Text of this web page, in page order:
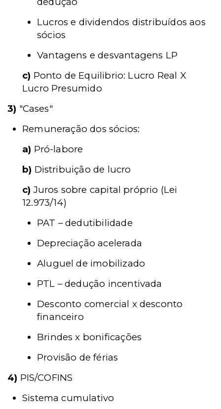
Lucros e dividendos distribuídos aos
sócios
Vantagens e desvantagens LP
c) Ponto de Equilibrio: Lucro Real X
Lucro Presumido
3) "Cases"
Remuneração dos sócios:
a) Pró-labore
b) Distribuição de lucro
c) Juros sobre capital próprio (Lei
12.973/14)
PAT – dedutibilidade
Depreciação acelerada
Aluguel de imobilizado
PTL – dedução incentivada
Desconto comercial x desconto
financeiro
Brindes x bonificações
Provisão de férias
4) PIS/COFINS
Sistema cumulativo